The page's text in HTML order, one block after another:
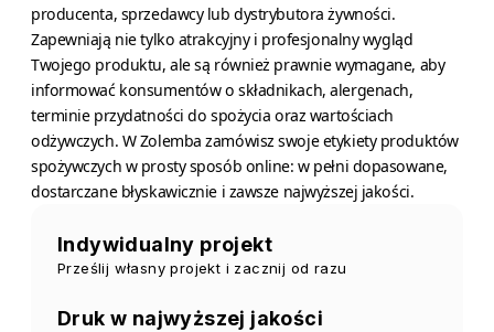
producenta, sprzedawcy lub dystrybutora żywności.
Zapewniają nie tylko atrakcyjny i profesjonalny wygląd
Twojego produktu, ale są również prawnie wymagane, aby
informować konsumentów o składnikach, alergenach,
terminie przydatności do spożycia oraz wartościach
odżywczych. W Zolemba zamówisz swoje etykiety produktów
spożywczych w prosty sposób online: w pełni dopasowane,
dostarczane błyskawicznie i zawsze najwyższej jakości.
Indywidualny projekt
Prześlij własny projekt i zacznij od razu
Druk w najwyższej jakości